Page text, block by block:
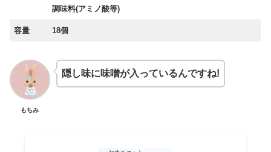
調味料(アミノ酸等)
容量 18個
もちみ
隠し味に味噌が入っているんですね!